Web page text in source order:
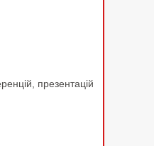
презентацій